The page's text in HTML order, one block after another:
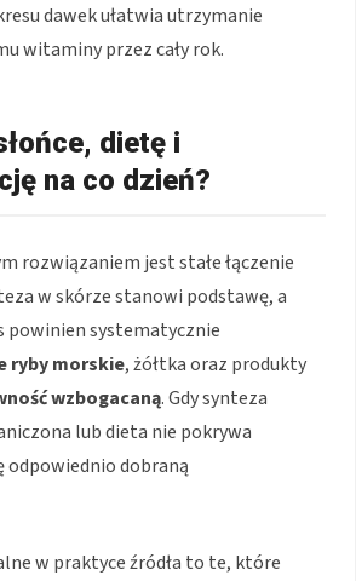
dawek ułatwia utrzymanie
witaminy przez cały rok.
dietę i
na co dzień?
rozwiązaniem jest stałe łączenie
w skórze stanowi podstawę, a
powinien systematycznie
ryby morskie, żółtka oraz produkty
wzbogacaną. Gdy synteza
lub dieta nie pokrywa
odpowiednio dobraną
w praktyce źródła to te, które